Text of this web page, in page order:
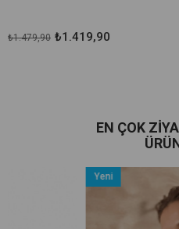
₺1.479,90
EN ÇOK